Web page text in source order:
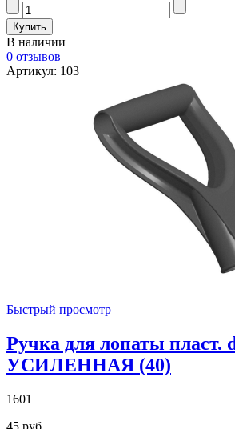
В наличии
0 отзывов
Артикул: 103
Быстрый просмотр
Ручка для лопаты пласт.
УСИЛЕННАЯ (40)
1601